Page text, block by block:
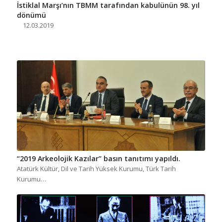
İstiklal Marşı’nın TBMM tarafından kabulünün 98. yıl
dönümü
12.03.2019
“2019 Arkeolojik Kazılar” basın tanıtımı yapıldı.
Atatürk Kültür, Dil ve Tarih Yüksek Kurumu, Türk Tarih
Kurumu…